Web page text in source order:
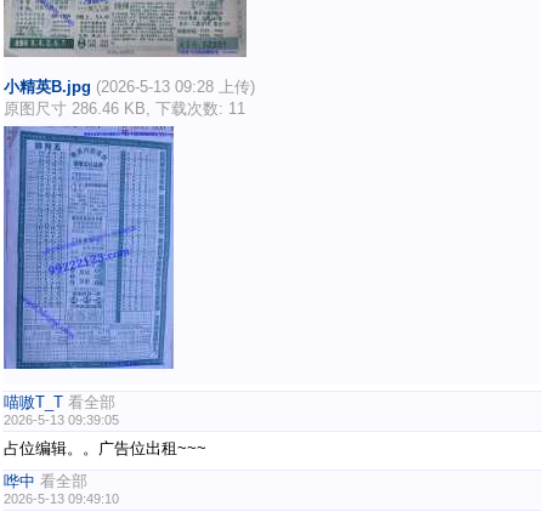
小精英B.jpg (2026-5-13 09:28 上传)
原图尺寸 286.46 KB, 下载次数: 11
喵嗷T_T 看全部
2026-5-13 09:39:05
占位编辑。。广告位出租~~~
哗中 看全部
2026-5-13 09:49:10